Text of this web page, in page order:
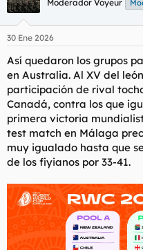
Moderador Voyeur
30 Ene 2026
Así quedaron los grupos
en Australia. Al XV del
participación de rival
Canadá, contra los que
primera victoria
test match en Málaga
muy igualado hasta que
de los fiyianos por 33-41.